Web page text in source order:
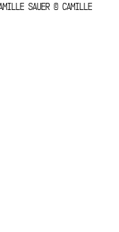
SAUER © CAMILLE